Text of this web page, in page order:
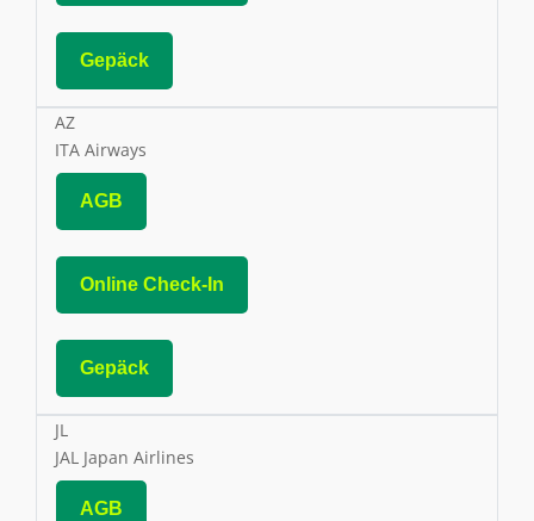
Gepäck
AZ
ITA Airways
AGB
Online Check-In
Gepäck
JL
JAL Japan Airlines
AGB